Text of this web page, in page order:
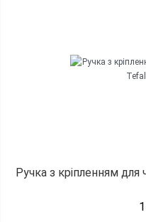
Ручка з кріпленням